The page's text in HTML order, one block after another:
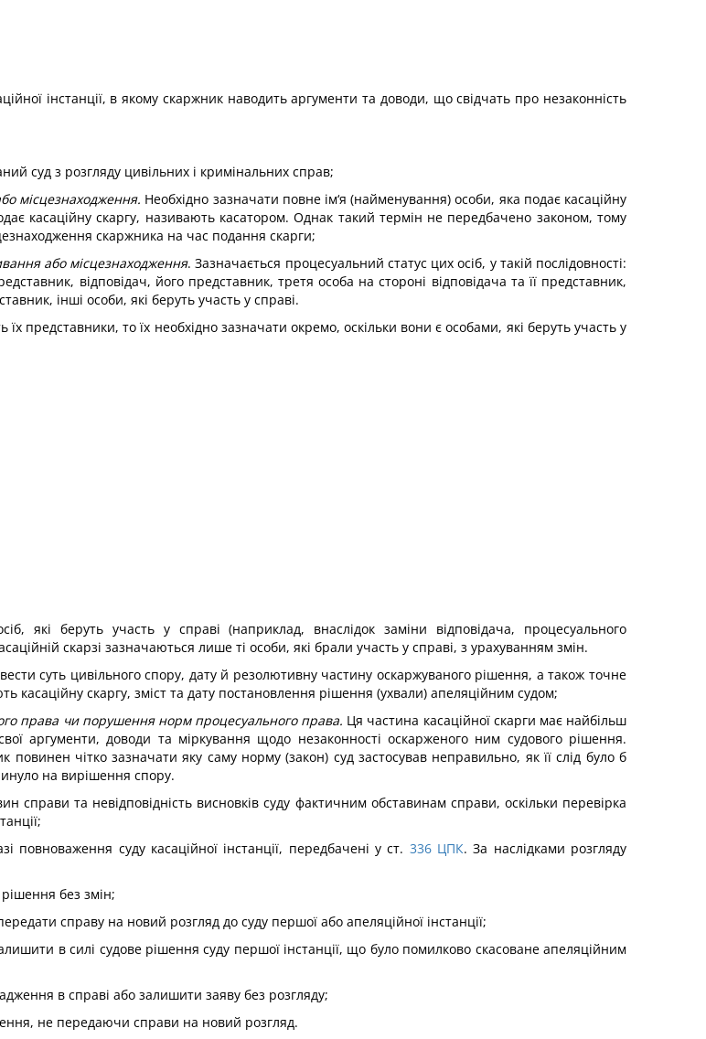
інстанції, в якому скаржник наводить аргументи та доводи, що свідчать про незаконність
суд з розгляду цивільних і кримінальних справ;
місцезнаходження. Необхідно зазначати повне ім‘я (найменування) особи, яка подає касаційну
касаційну скаргу, називають касатором. Однак такий термін не передбачено законом, тому
скаржника на час подання скарги;
або місцезнаходження. Зазначається процесуальний статус цих осіб, у такій послідовності:
відповідач, його представник, третя особа на стороні відповідача та її представник,
інші особи, які беруть участь у справі.
представники, то їх необхідно зазначати окремо, оскільки вони є особами, які беруть участь у
які беруть участь у справі (наприклад, внаслідок заміни відповідача, процесуального
скарзі зазначаються лише ті особи, які брали участь у справі, з урахуванням змін.
суть цивільного спору, дату й резолютивну частину оскаржуваного рішення, а також точне
касаційну скаргу, зміст та дату постановлення рішення (ухвали) апеляційним судом;
права чи порушення норм процесуального права. Ця частина касаційної скарги має найбільш
аргументи, доводи та міркування щодо незаконності оскарженого ним судового рішення.
чітко зазначати яку саму норму (закон) суд застосував неправильно, як її слід було б
на вирішення спору.
справи та невідповідність висновків суду фактичним обставинам справи, оскільки перевірка
повноваження суду касаційної інстанції, передбачені у ст. 336 ЦПК. За наслідками розгляду
без змін;
справу на новий розгляд до суду першої або апеляційної інстанції;
в силі судове рішення суду першої інстанції, що було помилково скасоване апеляційним
в справі або залишити заяву без розгляду;
не передаючи справи на новий розгляд.